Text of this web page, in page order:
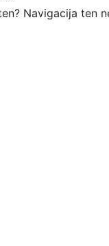
Navigacija ten